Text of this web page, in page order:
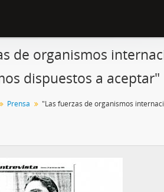
de organismos
dispuestos a aceptar"
Prensa